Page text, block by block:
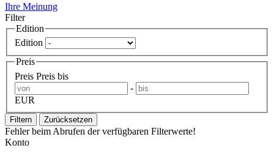
Ihre Meinung
Filter
Edition
Edition
Preis
Preis Preis bis
-
EUR
Filtern Zurücksetzen
Fehler beim Abrufen der verfügbaren Filterwerte!
Konto